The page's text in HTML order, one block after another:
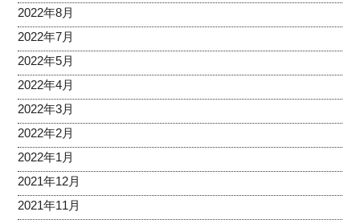
2022年8月
2022年7月
2022年5月
2022年4月
2022年3月
2022年2月
2022年1月
2021年12月
2021年11月